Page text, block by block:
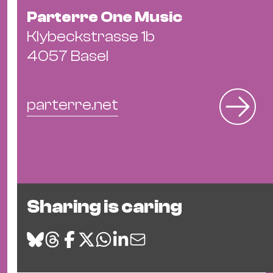
Parterre One Music
Klybeckstrasse 1b
4057 Basel
parterre.net
Sharing is caring